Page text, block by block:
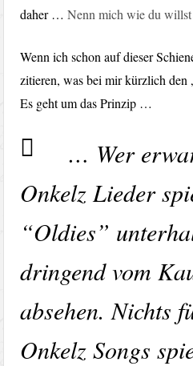
daher …Nenn mich wie du willst
Wenn ich schon auf dieser
zitieren, was bei mir kürzlich den
Es geht um das Prinzip …
… Wer
Onkelz Lieder
“Oldies”
dringend vom
absehen. Nichts
Onkelz Songs